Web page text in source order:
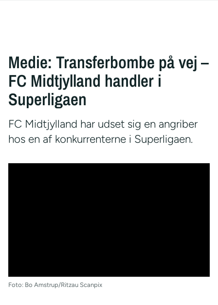
Medie: Transferbombe på vej –
FC Midtjylland handler i
Superligaen
FC Midtjylland har udset sig en angriber
hos en af konkurrenterne i Superligaen.
Foto: Bo Amstrup/Ritzau Scanpix